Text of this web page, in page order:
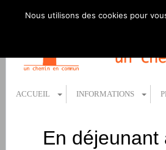
ACCUEIL INFORMATIONS
En déjeunant
Nous utilisons des cookies pour